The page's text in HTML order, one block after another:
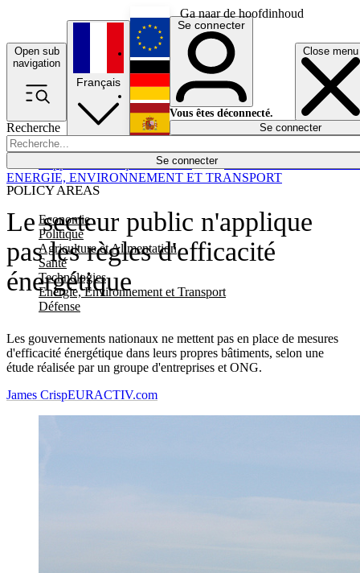
Ga naar de hoofdinhoud
Open sub
navigation
Close menu
Recherche
Se connecter
POLICY AREAS
Economie
Politique
Agriculture et Alimentation
Santé
Technologies
Energie, Environnement et Transport
Défense
Économie
Français
English
Deutsch
Español
Se connecter
Vous êtes déconnecté.
Se connecter
Le secteur public n'applique
pas les règles d'efficacité
énergétique
Les gouvernements nationaux ne mettent pas en place de mesures
d'efficacité énergétique dans leurs propres bâtiments, selon une
étude réalisée par un groupe d'entreprises et ONG.
ENERGIE, ENVIRONNEMENT ET TRANSPORT
James CrispEURACTIV.com